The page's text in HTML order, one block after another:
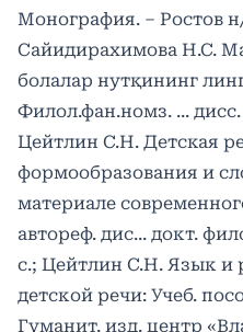
Монография. ‒ Ростов
Сайидирахимова Н.С.
болалар нутқининг
Филол.фан.номз. ... дисс.
Цейтлин С.Н. Детская
формообразования и
материале
aвтореф. дис... докт.
с.; Цейтлин С.Н. Язык и
детской речи: Учеб.
Гуманит. изд. центр